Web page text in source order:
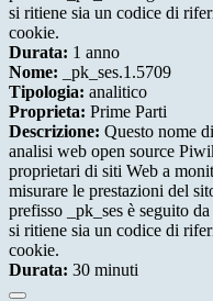
si ritiene sia un codice di
cookie.
Durata: 1 anno
Nome: _pk_ses.1.5709
Tipologia: analitico
Proprieta: Prime Parti
Descrizione: Questo nome
analisi web open source
proprietari di siti Web a
misurare le prestazioni del
prefisso _pk_ses è seguito
si ritiene sia un codice di
cookie.
Durata: 30 minuti